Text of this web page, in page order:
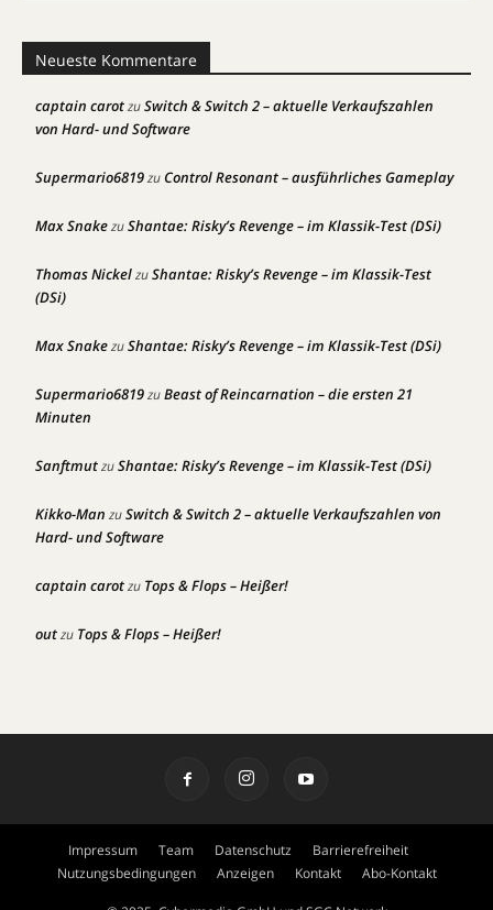
Neueste Kommentare
captain carotzuSwitch & Switch 2 – aktuelle Verkaufszahlen
von Hard- und Software
Supermario6819zuControl Resonant – ausführliches Gameplay
Max SnakezuShantae: Risky’s Revenge – im Klassik-Test (DSi)
Thomas NickelzuShantae: Risky’s Revenge – im Klassik-Test
(DSi)
Max SnakezuShantae: Risky’s Revenge – im Klassik-Test (DSi)
Supermario6819zuBeast of Reincarnation – die ersten 21
Minuten
SanftmutzuShantae: Risky’s Revenge – im Klassik-Test (DSi)
Kikko-Man zuSwitch & Switch 2 – aktuelle Verkaufszahlen von
Hard- und Software
captain carotzu Tops & Flops – Heißer!
outzu Tops & Flops – Heißer!
Impressum Team Datenschutz
Barrierefreiheit
Nutzungsbedingungen
Anzeigen Kontakt Abo-Kontakt